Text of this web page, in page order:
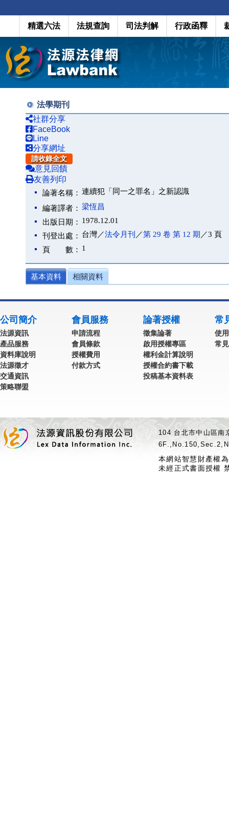
精選六法 法規查詢 司法判解 行政函釋
法學期刊
社群分享
FaceBook
Line
分享網址
請收錄全文
意見回饋
友善列印
論著名稱： 連續犯「同一之罪名」之新認識
編著譯者： 梁恆昌
出版日期： 1978.12.01
刊登出處： 台灣／法令月刊 ／第 29 卷 第 12 期 ／3 頁
頁 數： 1
基本資料 相關資料
公司簡介
法源資訊
產品服務
資料庫說明
法源徵才
交通資訊
策略聯盟
會員服務
申請流程
會員條款
授權費用
付款方式
論著授權
徵集論著
啟用授權專區
權利金計算說明
授權合約書下載
投稿基本資料表
常
使
常
104 台北市中山區
本網站智慧財產權
未經正式書面授權